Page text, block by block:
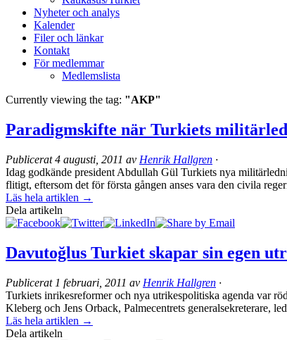
Nyheter och analys
Kalender
Filer och länkar
Kontakt
För medlemmar
Medlemslista
Currently viewing the tag: "AKP"
Paradigmskifte när Turkiets
Publicerat4 augusti, 2011 av Henrik Hallgren ·
Idag godkände president Abdullah Gül Turkiets nya
flitigt, eftersom det för första gången anses vara den civila
Läs hela artiklen →
Dela artikeln
Davutoğlus Turkiet skapar sin egen
Publicerat 1 februari, 2011 av Henrik Hallgren ·
Turkiets inrikesreformer och nya utrikespolitiska agenda var
Kleberg och Jens Orback, Palmecentrets generalsekreterare,
Läs hela artiklen →
Dela artikeln